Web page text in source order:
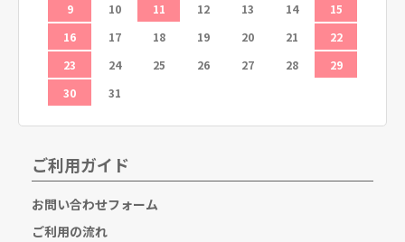
9
10 11 12 13 14
15
16
17 18 19 20 21
22
23
24 25 26 27 28
29
30
31
ご利用ガイド
お問い合わせフォーム
ご利用の流れ